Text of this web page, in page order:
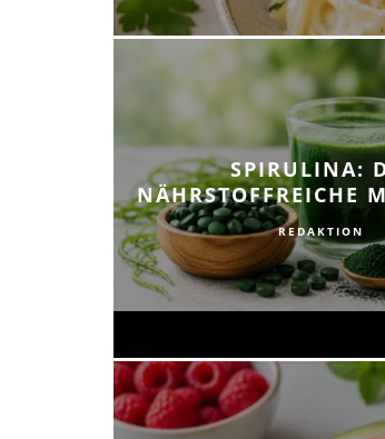
SPIRULINA:
NÄHRSTOFFREICHE
REDAKTION